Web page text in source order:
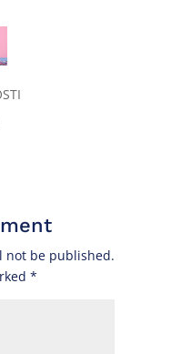
not be published.
*